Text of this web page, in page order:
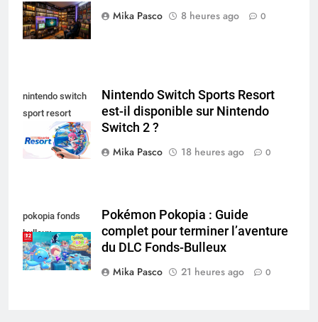
collectionneur Mika Pasco 8 heures ago 0
nintendo switch
sport resort
nintendo switch
Nintendo Switch Sports Resort
est-il disponible sur Nintendo
Switch 2 ?
Mika Pasco
18 heures ago 0
pokopia fonds
bulleux
Pokémon Pokopia : Guide
complet pour terminer l’aventure
du DLC Fonds-Bulleux
Mika Pasco
21 heures ago 0